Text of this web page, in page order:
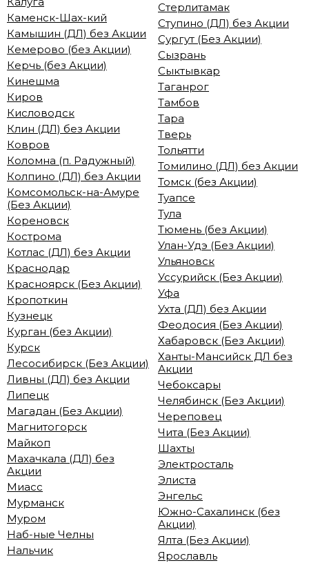
Каменск-Шах-кий
Камышин (ДЛ) без Акции
Кемерово (без Акции)
Керчь (без Акции)
Кинешма
Киров
Кисловодск
Клин (ДЛ) без Акции
Ковров
Коломна (п. Радужный)
Колпино (ДЛ) без Акции
Комсомольск-на-Амуре
(Без Акции)
Кореновск
Кострома
Котлас (ДЛ) без Акции
Краснодар
Красноярск (Без Акции)
Кропоткин
Кузнецк
Курган (без Акции)
Курск
Лесосибирск (Без Акции)
Ливны (ДЛ) без Акции
Липецк
Магадан (Без Акции)
Магнитогорск
Майкоп
Махачкала (ДЛ) без
Акции
Миасс
Мурманск
Муром
Наб-ные Челны
Нальчик
Стерлитамак
Ступино (ДЛ) без Акции
Сургут (Без Акции)
Сызрань
Сыктывкар
Таганрог
Тамбов
Тара
Тверь
Тольятти
Томилино (ДЛ) без Акции
Томск (без Акции)
Туапсе
Тула
Тюмень (без Акции)
Улан-Удэ (Без Акции)
Ульяновск
Уссурийск (Без Акции)
Уфа
Ухта (ДЛ) без Акции
Феодосия (Без Акции)
Хабаровск (Без Акции)
Ханты-Мансийск ДЛ без
Акции
Чебоксары
Челябинск (Без Акции)
Череповец
Чита (Без Акции)
Шахты
Электросталь
Элиста
Энгельс
Южно-Сахалинск (без
Акции)
Ялта (Без Акции)
Ярославль